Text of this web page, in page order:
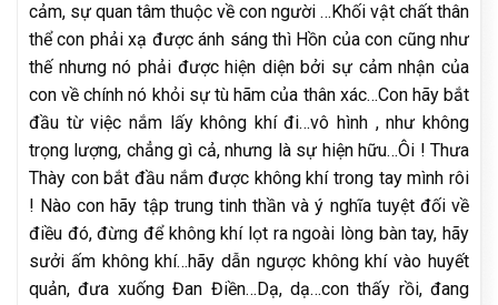
cảm, sự quan tâm thuộc về con người …Khối vật chất thân
thể con phải xạ được ánh sáng thì Hồn của con cũng như
thế nhưng nó phải được hiện diện bởi sự cảm nhận của
con về chính nó khỏi sự tù hãm của thân xác…Con hãy bắt
đầu từ việc nắm lấy không khí đi…vô hình , như không
trọng lượng, chẳng gì cả, nhưng là sự hiện hữu…Ôi ! Thưa
Thày con bắt đầu nắm được không khí trong tay mình rôi
! Nào con hãy tập trung tinh thần và ý nghĩa tuyệt đối về
điều đó, đừng để không khí lọt ra ngoài lòng bàn tay, hãy
sưởi ấm không khí…hãy dẫn ngược không khí vào huyết
quản, đưa xuống Đan Điền…Dạ, dạ…con thấy rồi, đang